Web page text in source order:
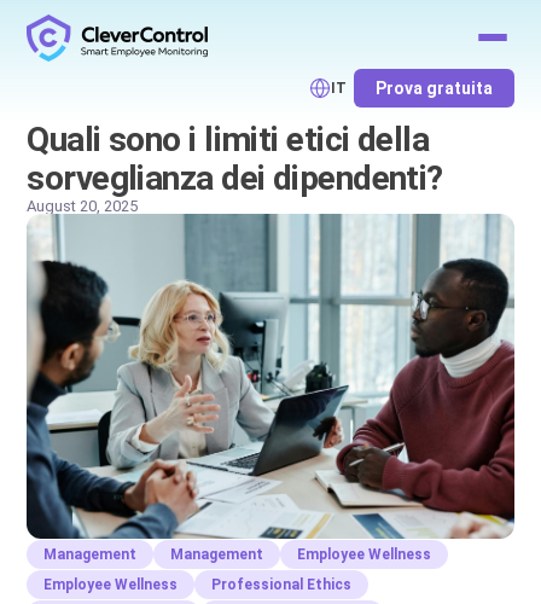
IT Prova gratuita
Quali sono i limiti etici della
sorveglianza dei dipendenti?
August 20, 2025
Management Management
Employee Wellness
Employee Wellness
Professional Ethics